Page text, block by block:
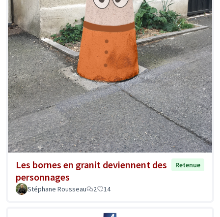
Les bornes en granit deviennent des
personnages
Retenue
Stéphane Rousseau 2 14